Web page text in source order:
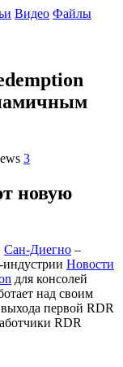
Видео Файлы
3
новую
Сан-Диегно –
индустрии Новости
для консолей
над своим
первой RDR
RDR